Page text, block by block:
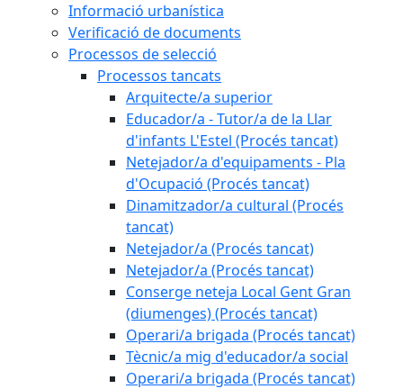
Informació urbanística
Verificació de documents
Processos de selecció
Processos tancats
Arquitecte/a superior
Educador/a - Tutor/a de la Llar
d'infants L'Estel (Procés tancat)
Netejador/a d'equipaments - Pla
d'Ocupació (Procés tancat)
Dinamitzador/a cultural (Procés
tancat)
Netejador/a (Procés tancat)
Netejador/a (Procés tancat)
Conserge neteja Local Gent Gran
(diumenges) (Procés tancat)
Operari/a brigada (Procés tancat)
Tècnic/a mig d'educador/a social
Operari/a brigada (Procés tancat)